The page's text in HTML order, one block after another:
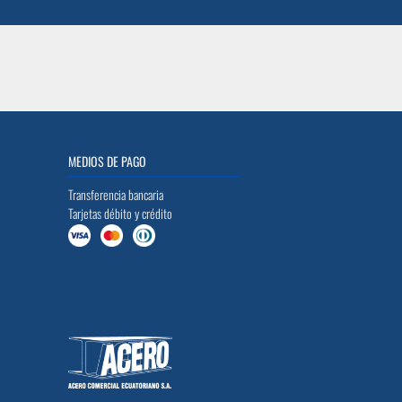
MEDIOS DE PAGO
Transferencia bancaria
Tarjetas débito y crédito